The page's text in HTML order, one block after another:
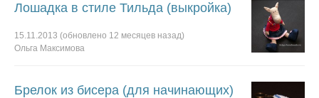
Лошадка в стиле Тильда (выкройка)
15.11.2013 (обновлено 12 месяцев назад)
Ольга Максимова
Брелок из бисера (для начинающих)